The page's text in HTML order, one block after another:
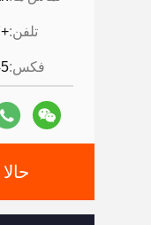
تلفن:+8618182622677
فکس: